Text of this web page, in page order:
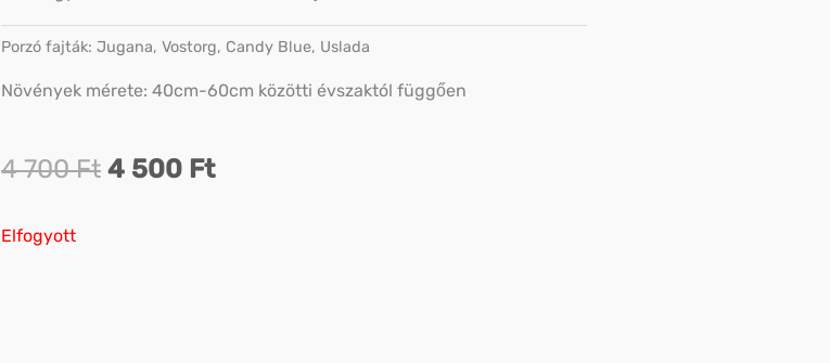
Porzó fajták: Jugana, Vostorg, Candy Blue, Uslada
Növények mérete: 40cm-60cm közötti évszaktól függően
4 700Ft Original
4 500 FtCurrent
Elfogyott